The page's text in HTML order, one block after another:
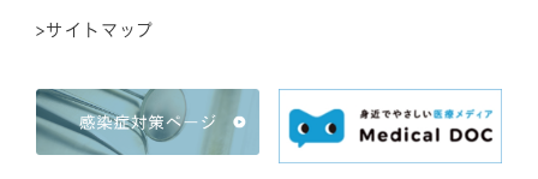
>サイトマップ